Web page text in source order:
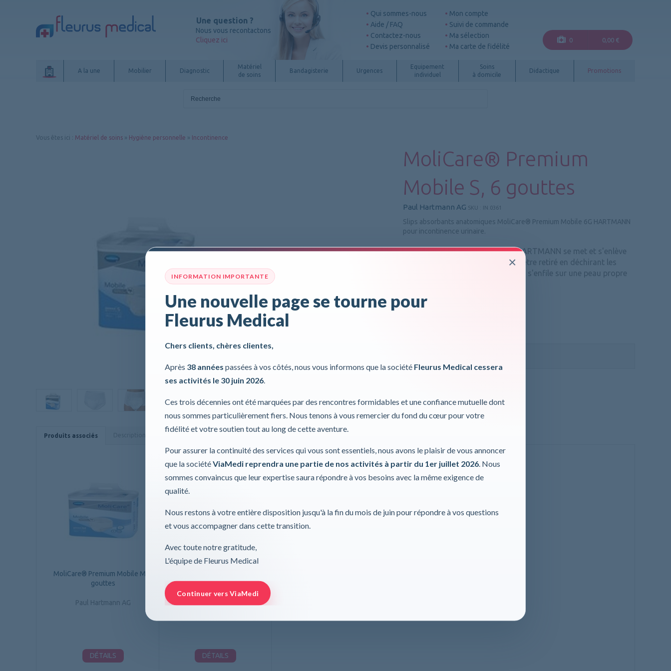
×
INFORMATION IMPORTANTE
Une nouvelle page se tourne pour
Fleurus Medical
Chers clients, chères clientes,
Après 38 années passées à vos côtés, nous vous informons que la société Fleurus Medical cessera
ses activités le 30 juin 2026
Ces trois décennies ont été marquées par des rencontres formidables et une confiance mutuelle dont
nous sommes particulièrement fiers. Nous tenons à vous remercier du fond du cœur pour votre
fidélité et votre soutien tout au long de cette aventure.
Pour assurer la continuité des services qui vous sont essentiels, nous avons le plaisir de vous annoncer
que la sociétéViaMedi reprendra une partie de nos activités à partir du 1er juillet 2026 . Nous
sommes convaincus que leur expertise saura répondre à vos besoins avec la même exigence de
qualité.
Nous restons à votre entière disposition jusqu'à la fin du mois de juin pour répondre à vos questions
et vous accompagner dans cette transition.
Avec toute notre gratitude,
L'équipe de Fleurus Medical
Continuer vers ViaMedi
Une question ?
Nous vous recontactons
Cliquez ici
Qui sommes-nous
Aide / FAQ
Contactez-nous
Devis personnalisé
Mon compte
Suivi de commande
Ma sélection
Ma carte de fidélité
0 0,00 €
A la une Mobilier Diagnostic
Matériel
de soins
Bandagisterie Urgences
Equipement
individuel
Soins
à domicile
Didactique Promotions
Vous êtes ici Matériel de soins » Hygiène personnelle » Incontinence
MoliCare® Premium
Mobile S, 6 gouttes
Paul Hartmann AG SKU : IN.0361
Slips absorbants anatomiques MoliCare® Premium Mobile 6G HARTMANN
pour incontinence urinaire.
MoliCare® Premium Mobile 6G HARTMANN se met et s'enlève
comme un slip classique ou peut être retiré en déchirant les
coutures latérales de la ceinture. Il s'enfile sur une peau propre
Produits associés
MoliCare® Premium Mobile M, 6
gouttes
Paul Hartmann AG
DÉTAILS
6 gouttes
DÉTAILS